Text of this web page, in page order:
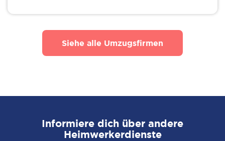
Siehe alle Umzugsfirmen
Informiere dich über andere
Heimwerkerdienste